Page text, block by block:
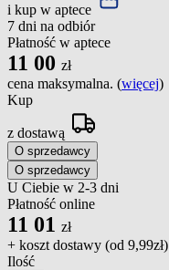
i kup w aptece
7 dni na odbiór
Płatność w aptece
11 00 zł
cena maksymalna. (więcej)
Kup
z dostawą
O sprzedawcy
O sprzedawcy
U Ciebie w 2-3 dni
Płatność online
11 01 zł
+ koszt dostawy (od 9,99zł)
Ilość